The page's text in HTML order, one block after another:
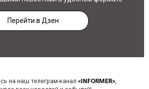
Перейти в Дзен
на наш телеграм-канал «INFORMER»,